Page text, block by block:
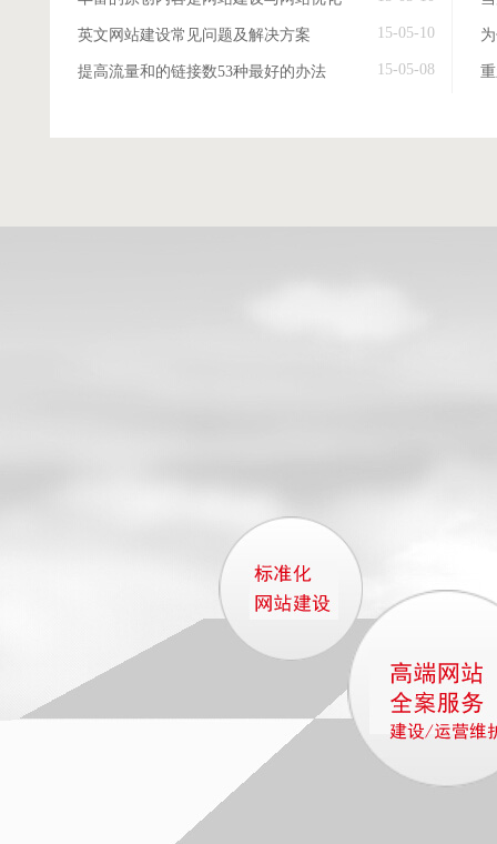
英文网站建设常见问题及解决方案 15-05-10
提高流量和的链接数53种最好的办法 15-05-08